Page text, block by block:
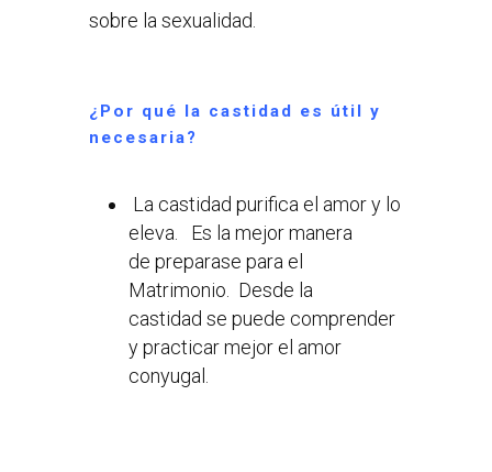
sobre la sexualidad.
¿Por qué la castidad es útil y
necesaria?
La castidad purifica el amor y lo
eleva. Es la mejor manera
de preparase para el
Matrimonio. Desde la
castidad se puede comprender
y practicar mejor el amor
conyugal.